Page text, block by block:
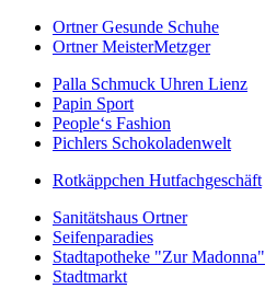
Ortner Gesunde Schuhe
Ortner MeisterMetzger
Palla Schmuck Uhren Lienz
Papin Sport
People‘s Fashion
Pichlers Schokoladenwelt
Rotkäppchen Hutfachgeschäft
Sanitätshaus Ortner
Seifenparadies
Stadtapotheke "Zur Madonna"
Stadtmarkt